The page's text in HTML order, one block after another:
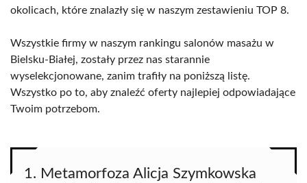
okolicach, które znalazły się w naszym zestawieniu TOP 8.
Wszystkie firmy w naszym rankingu salonów masażu w
Bielsku-Białej, zostały przez nas starannie
wyselekcjonowane, zanim trafiły na poniższą listę.
Wszystko po to, aby znaleźć oferty najlepiej odpowiadające
Twoim potrzebom.
1. Metamorfoza Alicja Szymkowska